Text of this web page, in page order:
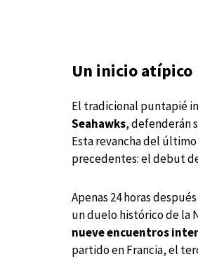
Un inicio atípico
El tradicional puntapié
Seahawks, defenderán
Esta revancha del
precedentes: el debut
Apenas 24 horas
un duelo histórico de la
nueve encuentros
partido en Francia, el